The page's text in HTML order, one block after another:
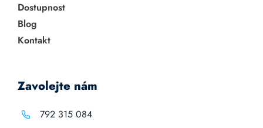
Dostupnost
Blog
Kontakt
Zavolejte nám
792 315 084